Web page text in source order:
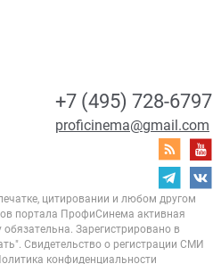
+7 (495) 728-6797
proficinema@gmail.com
цитировании и любом другом
портала ПрофиСинема активная
Зарегистрировано в
Свидетельство о регистрации СМИ
конфиденциальности